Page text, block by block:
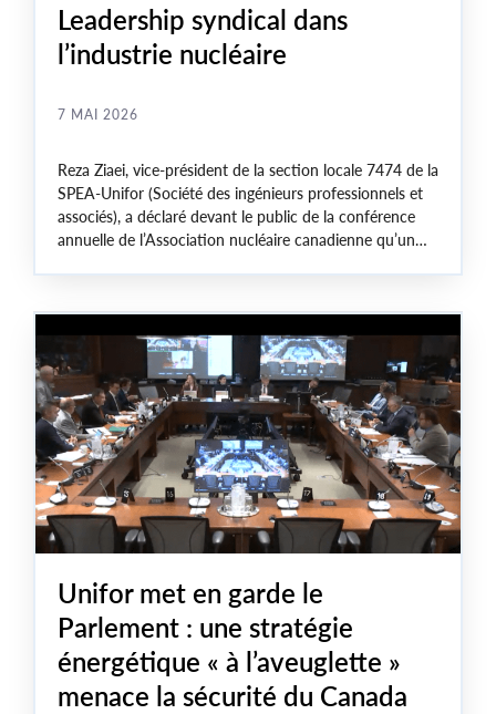
Leadership syndical dans
l’industrie nucléaire
7 MAI 2026
Reza Ziaei, vice-président de la section locale 7474 de la
SPEA-Unifor (Société des ingénieurs professionnels et
associés), a déclaré devant le public de la conférence
annuelle de l’Association nucléaire canadienne qu’un
pouvait constituer le fondement d’une stabilité à long
terme.
Unifor met en garde le
Parlement : une stratégie
énergétique « à l’aveuglette »
menace la sécurité du Canada